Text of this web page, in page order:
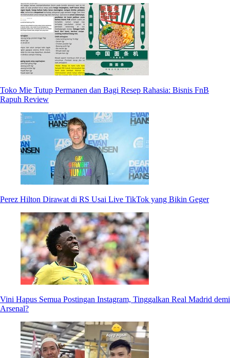
Toko Mie Tutup Permanen dan Bagi Resep Rahasia: Bisnis FnB
Rapuh Review
Perez Hilton Dirawat di RS Usai Live TikTok yang Bikin Geger
Vini Hapus Semua Postingan Instagram, Tinggalkan Real Madrid demi
Arsenal?